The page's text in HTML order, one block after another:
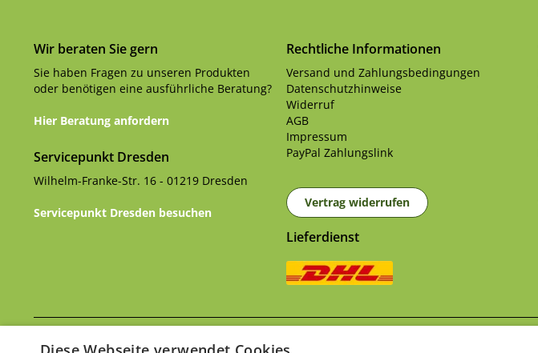
Wir beraten Sie gern
Sie haben Fragen zu unseren Produkten
oder benötigen eine ausführliche Beratung?
Hier Beratung anfordern
Servicepunkt Dresden
Wilhelm-Franke-Str. 16 - 01219 Dresden
Servicepunkt Dresden besuchen
Rechtliche Informationen
Versand und Zahlungsbedingungen
Datenschutzhinweise
Widerruf
AGB
Impressum
PayPal Zahlungslink
Vertrag widerrufen
Lieferdienst
* Alle Preise inkl. gesetzl. Mehrwertsteuer zzgl.